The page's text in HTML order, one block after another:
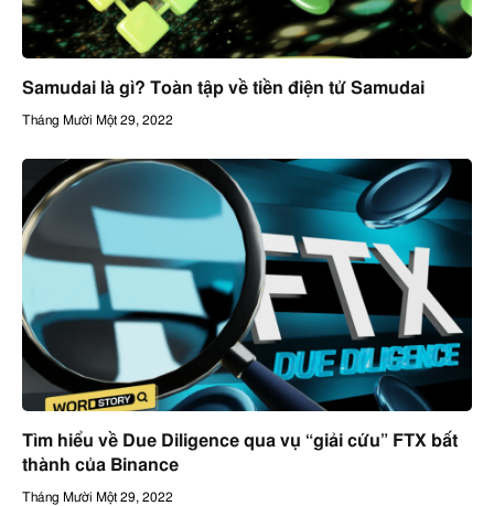
Samudai là gì? Toàn tập về tiền điện tử Samudai
Tháng Mười Một 29, 2022
Tìm hiểu về Due Diligence qua vụ “giải cứu” FTX bất
thành của Binance
Tháng Mười Một 29, 2022